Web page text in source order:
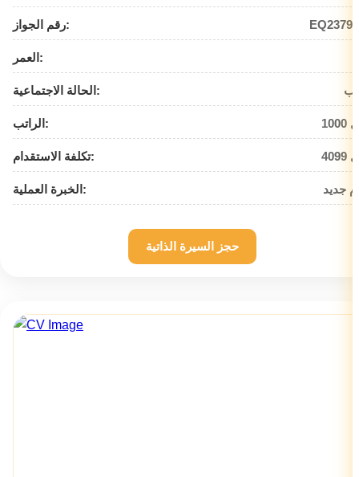
رقم الجواز:
العمر:
الحالة الاجتماعية:
الراتب:
تكلفة الاستقدام:
الخبرة العملية: جديد
حجز السيرة الذاتية